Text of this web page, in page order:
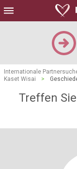
Internationale
Kaset Wisai
>
Treffen